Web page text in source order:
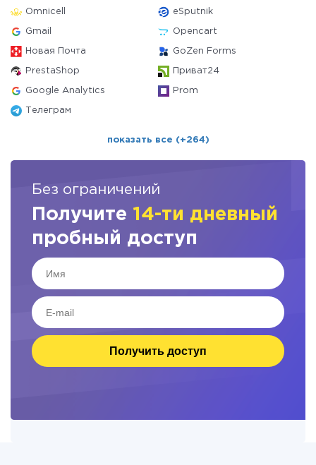
Omnicell eSputnik
Gmail Opencart
Новая Почта GoZen Forms
PrestaShop Приват24
Google Analytics Prom
Телеграм
показать все (+264)
Без ограничений
Получите 14-ти дневный
пробный доступ
Получить доступ